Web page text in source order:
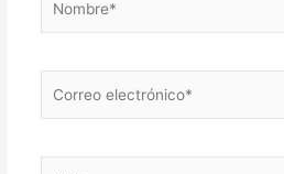
electrónico*